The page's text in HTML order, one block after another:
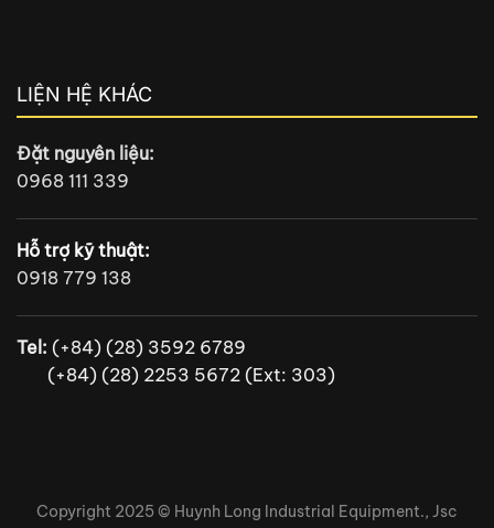
LIỆN HỆ KHÁC
Đặt nguyên liệu:
0968 111 339
Hỗ trợ kỹ thuật:
0918 779 138
Tel: (+84) (28) 3592 6789
(+84) (28) 2253 5672 (Ext: 303)
Copyright 2025 © Huynh Long Industrial Equipment., Jsc